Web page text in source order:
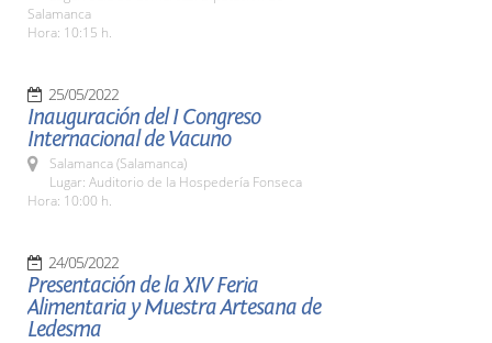
Salamanca
Hora: 10:15 h.
25/05/2022
Inauguración del I Congreso
Internacional de Vacuno
Salamanca (Salamanca)
Lugar: Auditorio de la Hospedería Fonseca
Hora: 10:00 h.
24/05/2022
Presentación de la XIV Feria
Alimentaria y Muestra Artesana de
Ledesma